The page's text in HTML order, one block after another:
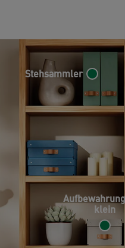
Stehsammler
klein